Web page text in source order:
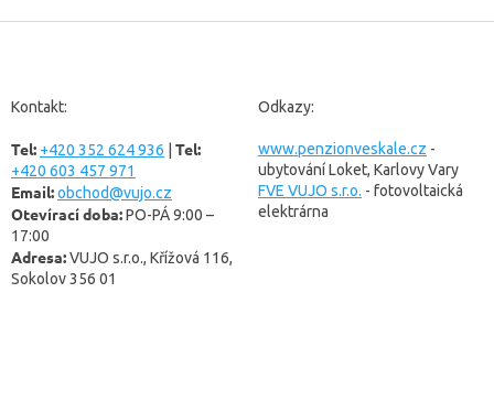
Kontakt:
Tel: +420 352 624 936 Tel:
+420 603 457 971
Email:obchod@vujo.cz
Otevírací doba:PO-PÁ 9:00 –
17:00
Adresa:VUJO s.r.o., Křížová 116,
Sokolov 356 01
Odkazy:
www.penzionveskale.cz -
ubytování Loket, Karlovy Vary
FVE VUJO s.r.o. - fotovoltaická
elektrárna